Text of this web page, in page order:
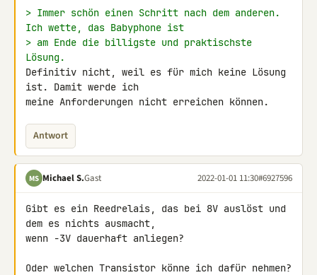
> Immer schön einen Schritt nach dem anderen.
Ich wette, das Babyphone ist
> am Ende die billigste und praktischste
Lösung.
Definitiv nicht, weil es für mich keine Lösung
ist. Damit werde ich
meine Anforderungen nicht erreichen können.
Antwort
MS Michael S.Gast 2022-01-01 11:30#6927596
Gibt es ein Reedrelais, das bei 8V auslöst und
dem es nichts ausmacht,
wenn -3V dauerhaft anliegen?
Oder welchen Transistor könne ich dafür nehmen?